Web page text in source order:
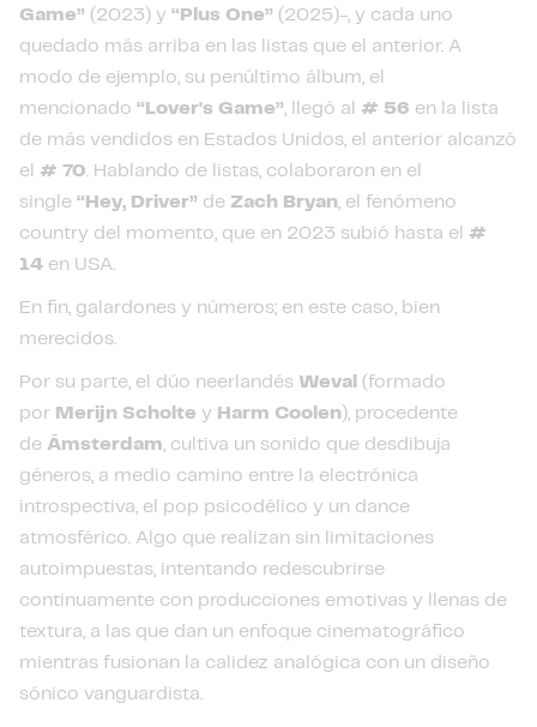
Game” (2023) y “Plus One” (2025)-, y cada uno
quedado más arriba en las listas que el anterior. A
modo de ejemplo, su penúltimo álbum, el
mencionado “Lover's Game”, llegó al # 56 en la lista
de más vendidos en Estados Unidos, el anterior alcanzó
el # 70. Hablando de listas, colaboraron en el
single “Hey, Driver” de Zach Bryan, el fenómeno
country del momento, que en 2023 subió hasta el #
14 en USA.
En fin, galardones y números; en este caso, bien
merecidos.
Por su parte, el dúo neerlandés Weval (formado
por Merijn Scholte y Harm Coolen), procedente
de Ámsterdam, cultiva un sonido que desdibuja
géneros, a medio camino entre la electrónica
introspectiva, el pop psicodélico y un dance
atmosférico. Algo que realizan sin limitaciones
autoimpuestas, intentando redescubrirse
continuamente con producciones emotivas y llenas de
textura, a las que dan un enfoque cinematográfico
mientras fusionan la calidez analógica con un diseño
sónico vanguardista.